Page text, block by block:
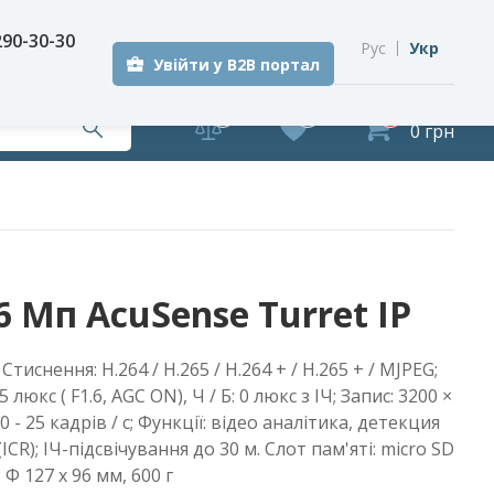
30-30
Увійти у B2B портал
Рус Укр
0 грн
Мп AcuSense Turret IP
H.264 / Н.265 / H.264 + / Н.265 + / MJPEG;
( F1.6, AGC ON), Ч / Б: 0 люкс з ІЧ; Запис: 3200 ×
25 кадрів / с; Функції: відео аналітика, детекция
ІЧ-підсвічування до 30 м. Слот пам'яті: micro SD
Ф 127 х 96 мм, 600 г